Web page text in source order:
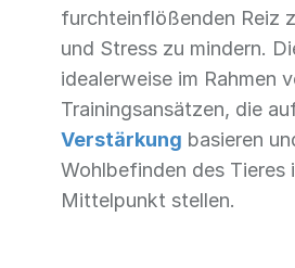
furchteinflößenden Reiz
und Stress zu mindern.
idealerweise im Rahmen
Trainingsansätzen, die
Verstärkung basieren
Wohlbefinden des Tieres
Mittelpunkt stellen.